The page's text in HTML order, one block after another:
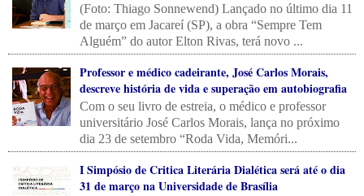
(Foto: Thiago Sonnewend) Lançado no último dia 11
de março em Jacareí (SP), a obra “Sempre Tem
Alguém” do autor Elton Rivas, terá novo ...
Professor e médico cadeirante, José Carlos Morais,
descreve história de vida e superação em autobiografia
Com o seu livro de estreia, o médico e professor
universitário José Carlos Morais, lança no próximo
dia 23 de setembro “Roda Vida, Memóri...
I Simpósio de Critica Literária Dialética será até o dia
31 de março na Universidade de Brasília